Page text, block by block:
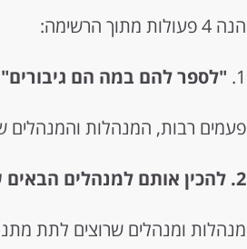
הנה 4 פעולות מתוך הרשימה:
1. "לספר להם במה הם גיבורים"
פעמים רבות, המנהלות והמנהלים
2. להכין אותם למנהלים הבאים שיהיו להם
מנהלות ומנהלים שרוצים לתת